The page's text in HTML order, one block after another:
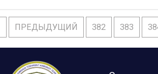
ПРЕДЫДУЩИЙ 382 383